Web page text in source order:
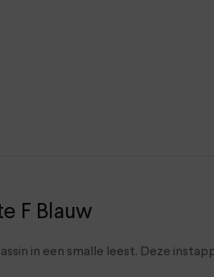
F Blauw
in een smalle leest. Deze